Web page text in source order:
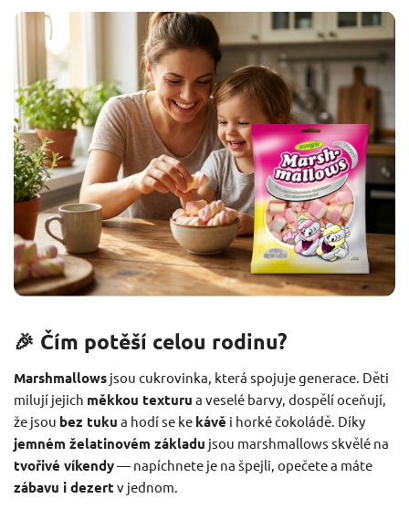
🎉 Čím potěší celou rodinu?
Marshmallows jsou cukrovinka, která spojuje generace. Děti
milují jejich měkkou texturu a veselé barvy, dospělí oceňují,
že jsou bez tuku a hodí se ke kávě i horké čokoládě. Díky
jemném želatinovém základu jsou marshmallows skvělé na
tvořivé víkendy— napíchnete je na špejli, opečete a máte
zábavu i dezert v jednom.